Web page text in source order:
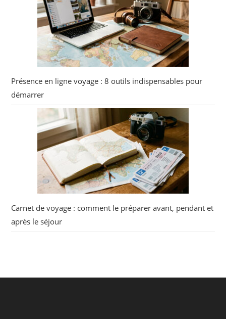
Présence en ligne voyage : 8 outils indispensables pour
démarrer
Carnet de voyage : comment le préparer avant, pendant et
après le séjour